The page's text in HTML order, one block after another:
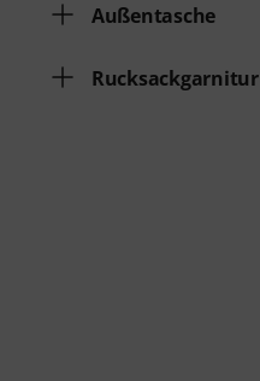
Außentasche
Rucksackgarnitur